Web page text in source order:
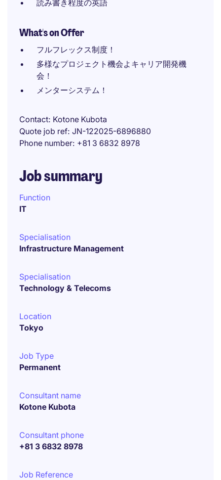
読み書き程度の英語
What's on Offer
フルフレックス制度！
多様なプロジェクト機会よキャリア開発機
会！
メンターシステム！
Contact Kotone Kubota
Quote job ref JN-122025-6896880
Phone number +81 3 6832 8978
Job summary
Function
IT
Specialisation
Infrastructure Management
Specialisation
Technology & Telecoms
Location
Tokyo
Job Type
Permanent
Consultant name
Kotone Kubota
Consultant phone
+81 3 6832 8978
Job Reference